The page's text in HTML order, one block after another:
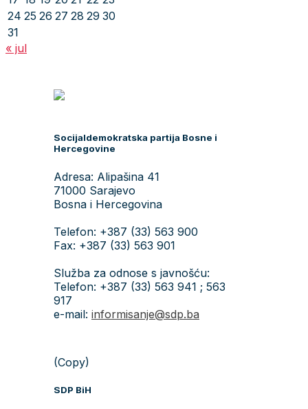
24 25 26 27 28 29 30
31
« jul
Socijaldemokratska partija Bosne i
Hercegovine
Adresa: Alipašina 41
71000 Sarajevo
Bosna i Hercegovina
Telefon: +387 (33) 563 900
Fax: +387 (33) 563 901
Služba za odnose s javnošću:
Telefon: +387 (33) 563 941 ; 563
917
e-mail: informisanje@sdp.ba
(Copy)
SDP BiH